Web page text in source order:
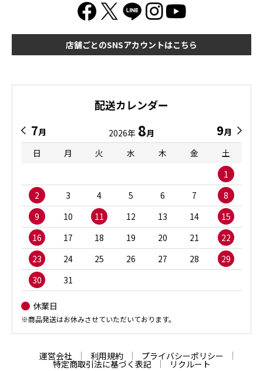
店舗ごとのSNSアカウントはこちら
配送カレンダー
7月 2026年 8月 9月
日
月 火 水 木 金
土
1
2
3 4 5 6 7
8
9
10 11 12 13 14
15
16
17 18 19 20 21
22
23
24 25 26 27 28
29
30
31
休業日
※商品発送はお休みさせていただいております。
運営会社 利用規約 プライバシーポリシー
特定商取引法に基づく表記 リクルート